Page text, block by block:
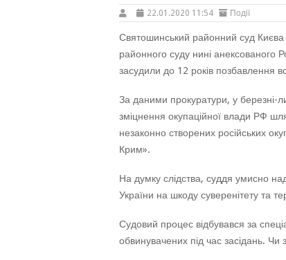
22.01.2020 11:54 Події
Святошинський районний суд Києва
районного суду нині анексованого
засудили до 12 років позбавлення
За даними прокуратури, у березні-
зміцнення окупаційної влади РФ
незаконно створених російських
Крим».
На думку слідства, суддя умисно
України на шкоду суверенітету та
Судовий процес відбувався за
обвинувачених під час засідань.